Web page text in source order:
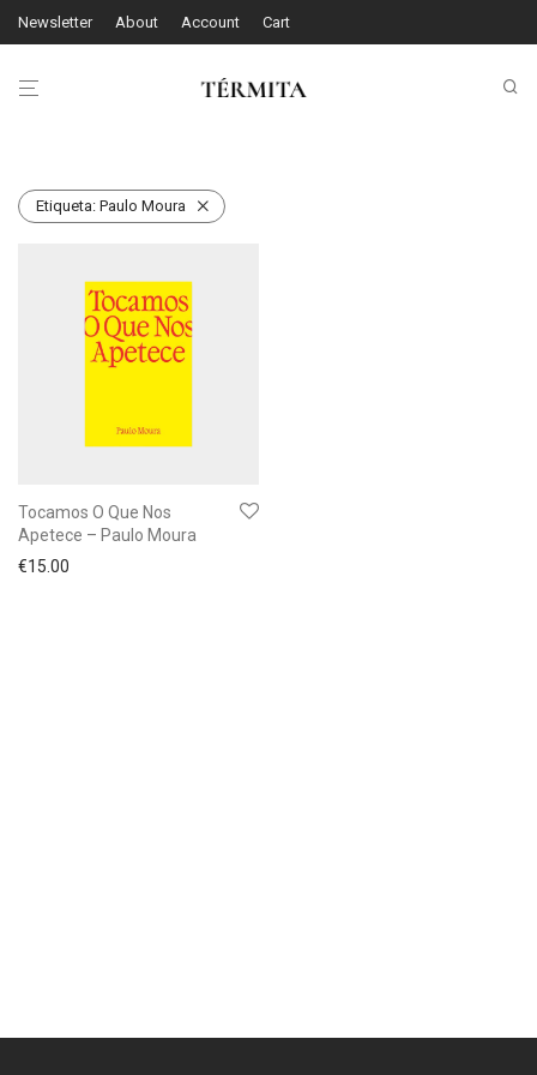
Newsletter About Account Cart
Etiqueta: Paulo Moura
Tocamos O Que Nos
Apetece – Paulo Moura
€15.00